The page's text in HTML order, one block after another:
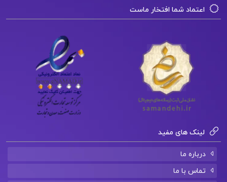
فصل 5 : تغییرات فیزیولوژیک دوران بارداری
فصل 6 : ناراحتی جزئی دوران بارداری
بخش دوم: موارد غیر طبیعی یا موارد آسیب پذیری
فصل 16 : وضعیت های پرخطر
فصل 17 : خونریزی های دوران بارداری و توجهات
پرستاری
بارداری
اعتماد شما افتخار ماست
لینک های مفید
درباره ما
تماس با ما